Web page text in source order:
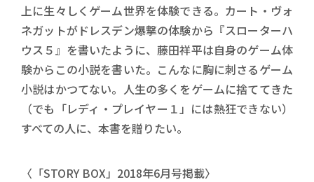
上に生々しくゲーム世界を体験できる。カート・ヴォ
ネガットがドレスデン爆撃の体験から『スローターハ
ウス５』を書いたように、藤田祥平は自身のゲーム体
験からこの小説を書いた。こんなに胸に刺さるゲーム
小説はかつてない。人生の多くをゲームに捨ててきた
（でも「レディ・プレイヤー１」には熱狂できない）
すべての人に、本書を贈りたい。
〈「STORY BOX」2018年6月号掲載〉